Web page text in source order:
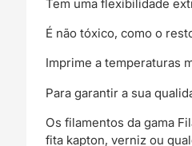
Tem uma flexibilidade
É não tóxico, como o
Imprime a temperaturas
Para garantir a sua
Os filamentos da gama
fita kapton, verniz ou